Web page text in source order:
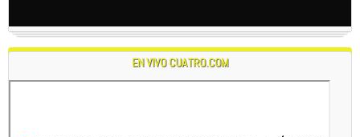
EN VIVO CUATRO.COM